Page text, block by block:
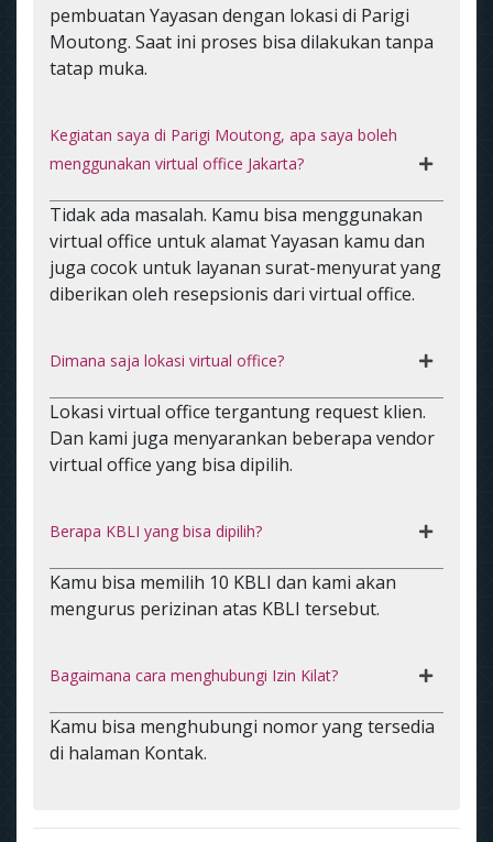
pembuatan Yayasan dengan lokasi di Parigi
Moutong. Saat ini proses bisa dilakukan tanpa
tatap muka.
Kegiatan saya di Parigi Moutong, apa saya boleh
menggunakan virtual office Jakarta?
Tidak ada masalah. Kamu bisa menggunakan
virtual office untuk alamat Yayasan kamu dan
juga cocok untuk layanan surat-menyurat yang
diberikan oleh resepsionis dari virtual office.
Dimana saja lokasi virtual office?
Lokasi virtual office tergantung request klien.
Dan kami juga menyarankan beberapa vendor
virtual office yang bisa dipilih.
Berapa KBLI yang bisa dipilih?
Kamu bisa memilih 10 KBLI dan kami akan
mengurus perizinan atas KBLI tersebut.
Bagaimana cara menghubungi Izin Kilat?
Kamu bisa menghubungi nomor yang tersedia
di halaman Kontak.